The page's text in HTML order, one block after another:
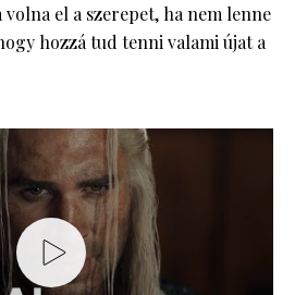
el a szerepet, ha nem lenne
hozzá tud tenni valami újat a